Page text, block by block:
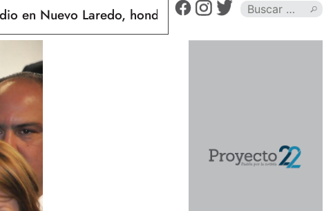
Nuevo Laredo, hondureño muere calcinado